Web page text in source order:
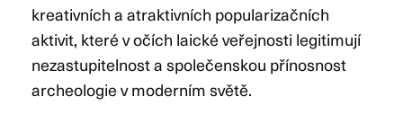
kreativních a atraktivních popularizačních
aktivit, které v očích laické veřejnosti legitimují
nezastupitelnost a společenskou přínosnost
archeologie v moderním světě.